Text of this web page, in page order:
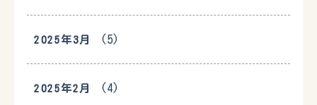
2025年3月 (5)
2025年2月 (4)